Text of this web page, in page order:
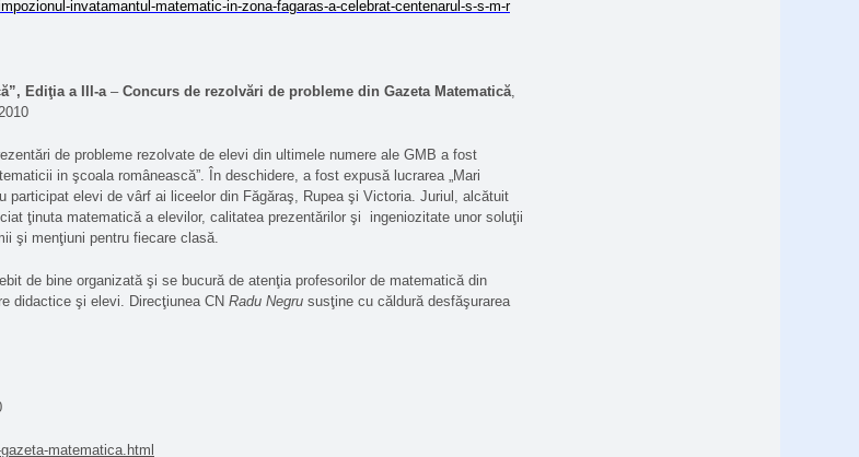
invatamantul-matematic-in-zona-fagaras-a-celebrat-centenarul-s-s-m-r
Ediţia a III-a – Concurs de rezolvări de probleme din Gazeta Matematică,
de probleme rezolvate de elevi din ultimele numere ale GMB a fost
in şcoala românească”. În deschidere, a fost expusă lucrarea „Mari
participat elevi de vârf ai liceelor din Făgăraş, Rupea şi Victoria. Juriul, alcătuit
ţinuta matematică a elevilor, calitatea prezentărilor şi
ingeniozitate unor soluţii
şi menţiuni pentru fiecare clasă.
de bine organizată şi se bucură de atenţia profesorilor de matematică din
didactice şi elevi. Direcţiunea CN Radu Negru susţine cu căldură desfăşurarea
matematica.html